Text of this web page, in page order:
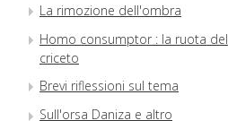
La rimozione dell'ombra
Homo consumptor : la ruota del
criceto
Brevi riflessioni sul tema
Sull'orsa Daniza e altro